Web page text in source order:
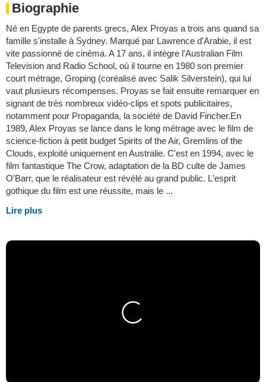
Biographie
Né en Egypte de parents grecs, Alex Proyas a trois ans quand sa
famille s'installe à Sydney. Marqué par Lawrence d'Arabie, il est
vite passionné de cinéma. A 17 ans, il intègre l'Australian Film
Television and Radio School, où il tourne en 1980 son premier
court métrage, Groping (coréalisé avec Salik Silverstein), qui lui
vaut plusieurs récompenses. Proyas se fait ensuite remarquer en
signant de très nombreux vidéo-clips et spots publicitaires,
notamment pour Propaganda, la société de David Fincher.En
1989, Alex Proyas se lance dans le long métrage avec le film de
science-fiction à petit budget Spirits of the Air, Gremlins of the
Clouds, exploité uniquement en Australie. C'est en 1994, avec le
film fantastique The Crow, adaptation de la BD culte de James
O'Barr, que le réalisateur est révélé au grand public. L'esprit
gothique du film est une réussite, mais le ...
Lire plus